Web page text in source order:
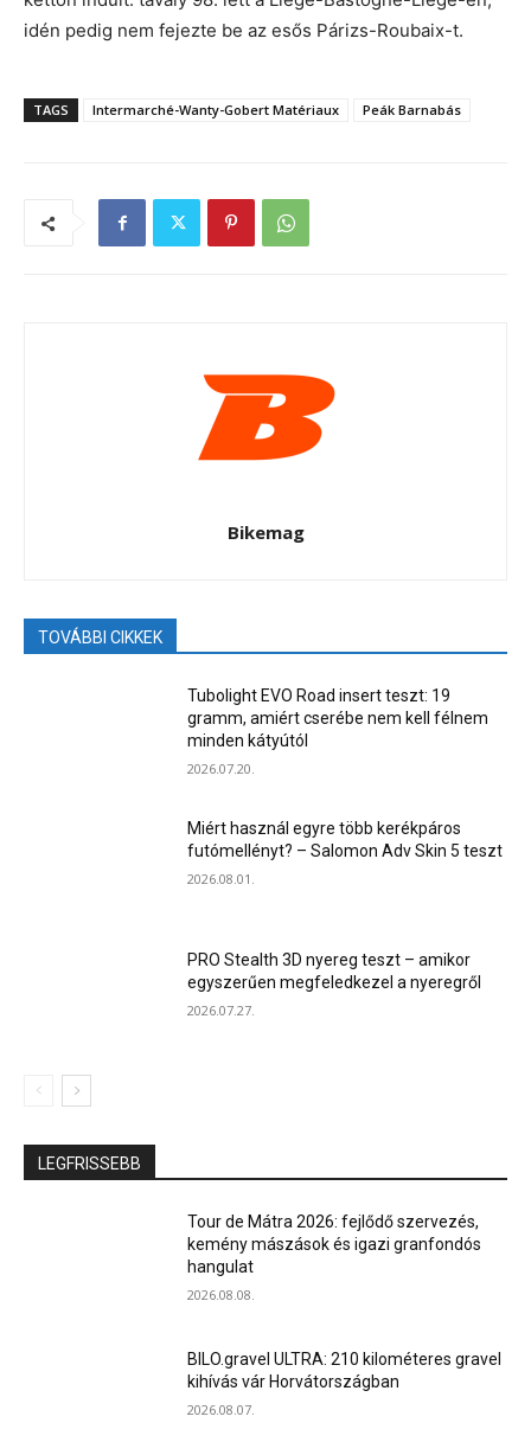
idén pedig nem fejezte be az esős Párizs-Roubaix-t.
TAGS Intermarché-Wanty-Gobert Matériaux Peák Barnabás
Bikemag
TOVÁBBI CIKKEK
Tubolight EVO Road insert teszt: 19
gramm, amiért cserébe nem kell félnem
minden kátyútól
2026.07.20.
Miért használ egyre több kerékpáros
futómellényt? – Salomon Adv Skin 5 teszt
2026.08.01.
PRO Stealth 3D nyereg teszt – amikor
egyszerűen megfeledkezel a nyeregről
2026.07.27.
LEGFRISSEBB
Tour de Mátra 2026: fejlődő szervezés,
kemény mászások és igazi granfondós
hangulat
2026.08.08.
BILO.gravel ULTRA: 210 kilométeres gravel
kihívás vár Horvátországban
2026.08.07.